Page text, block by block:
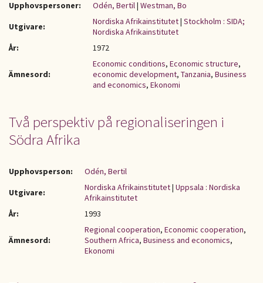
Upphovspersoner: Odén, Bertil| Westman, Bo
Utgivare:
Nordiska Afrikainstitutet| Stockholm : SIDA;
Nordiska Afrikainstitutet
År:
1972
Ämnesord:
Economic conditions, Economic structure,
economic development, Tanzania, Business
and economics, Ekonomi
Två perspektiv på regionaliseringen i
Södra Afrika
Upphovsperson:
Odén, Bertil
Utgivare:
Nordiska Afrikainstitutet| Uppsala : Nordiska
Afrikainstitutet
År:
1993
Ämnesord:
Regional cooperation, Economic cooperation,
Southern Africa, Business and economics,
Ekonomi